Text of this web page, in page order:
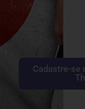
Cadastre-se